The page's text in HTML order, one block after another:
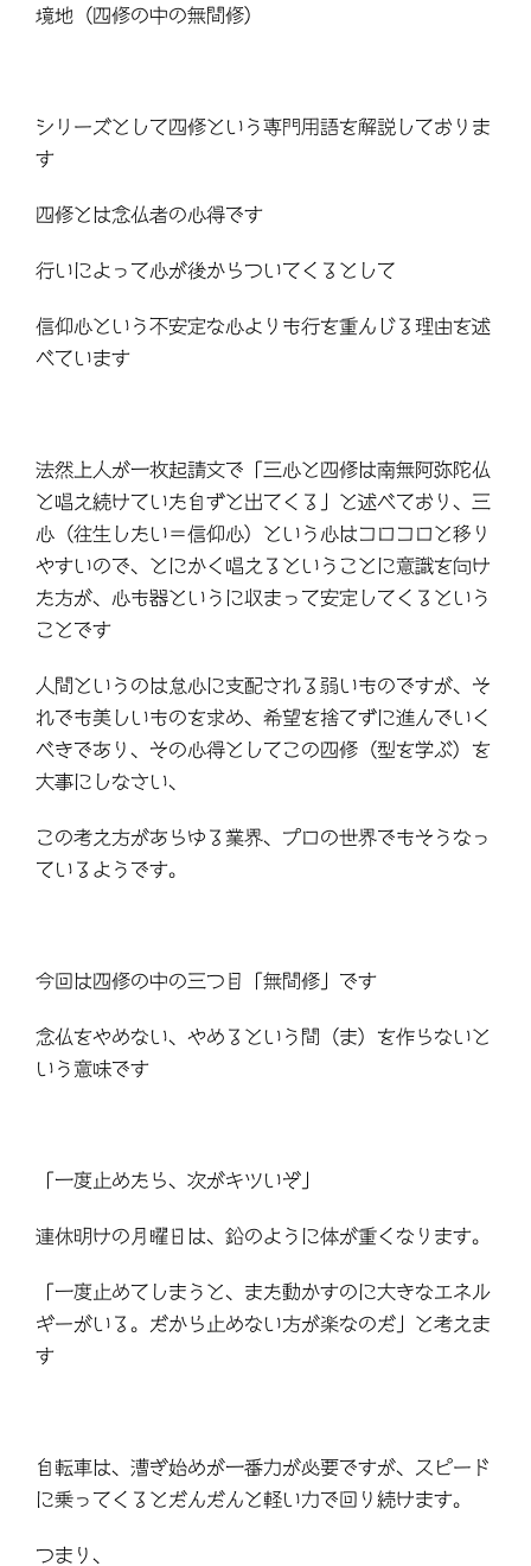
境地（四修の中の無間修）
シリーズとして四修という専門用語を解説しておりま
す
四修とは念仏者の心得です
行いによって心が後からついてくるとして
信仰心という不安定な心よりも行を重んじる理由を述
べています
法然上人が一枚起請文で「三心と四修は南無阿弥陀仏
と唱え続けていた自ずと出てくる」と述べており、三
心（往生したい＝信仰心）という心はコロコロと移り
やすいので、とにかく唱えるということに意識を向け
た方が、心も器というに収まって安定してくるという
ことです
人間というのは怠心に支配される弱いものですが、そ
れでも美しいものを求め、希望を捨てずに進んでいく
べきであり、その心得としてこの四修（型を学ぶ）を
大事にしなさい、
この考え方があらゆる業界、プロの世界でもそうなっ
ているようです。
今回は四修の中の三つ目「無間修」です
念仏をやめない、やめるという間（ま）を作らないと
いう意味です
「一度止めたら、次がキツいぞ」
連休明けの月曜日は、鉛のように体が重くなります。
「一度止めてしまうと、また動かすのに大きなエネル
ギーがいる。だから止めない方が楽なのだ」と考えま
す
自転車は、漕ぎ始めが一番力が必要ですが、スピード
に乗ってくるとだんだんと軽い力で回り続けます。
つまり、